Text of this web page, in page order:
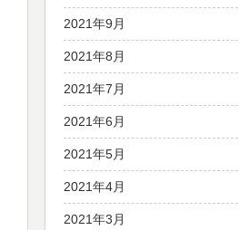
2021年9月
2021年8月
2021年7月
2021年6月
2021年5月
2021年4月
2021年3月